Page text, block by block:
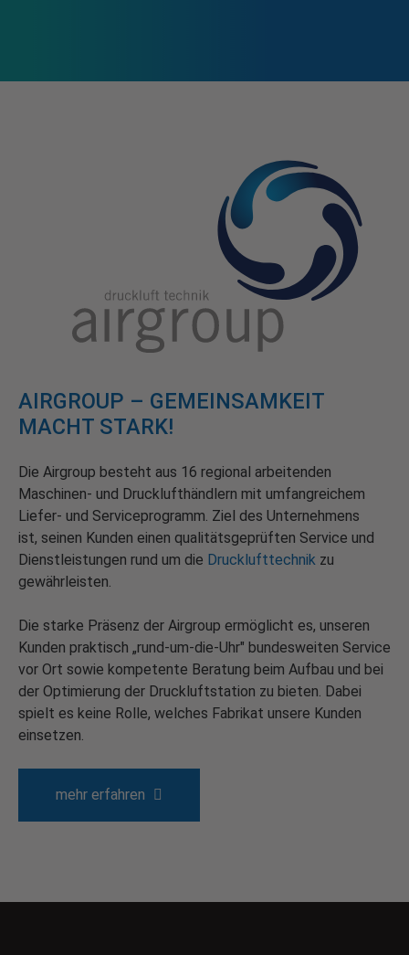
AIRGROUP – GEMEINSAMKEIT
MACHT STARK!
Die Airgroup besteht aus 16 regional arbeitenden
Maschinen- und Drucklufthändlern mit umfangreichem
Liefer- und Serviceprogramm. Ziel des Unternehmens
ist, seinen Kunden einen qualitätsgeprüften Service und
Dienstleistungen rund um die Drucklufttechnik zu
gewährleisten.
Die starke Präsenz der Airgroup ermöglicht es, unseren
Kunden praktisch „rund-um-die-Uhr" bundesweiten Service
vor Ort sowie kompetente Beratung beim Aufbau und bei
der Optimierung der Druckluftstation zu bieten. Dabei
spielt es keine Rolle, welches Fabrikat unsere Kunden
einsetzen.
mehr erfahren